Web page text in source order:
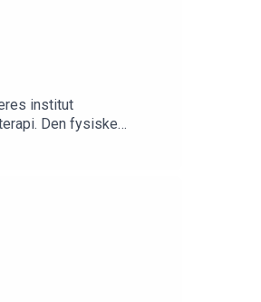
institut
Den fysiske
kunne få job
den virksomhed med